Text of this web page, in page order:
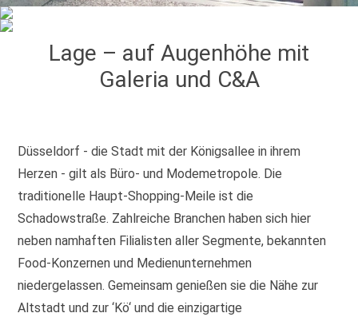
Lage – auf Augenhöhe mit
Galeria und C&A
Düsseldorf - die Stadt mit der Königsallee in ihrem
Herzen - gilt als Büro- und Modemetropole. Die
traditionelle Haupt-Shopping-Meile ist die
Schadowstraße. Zahlreiche Branchen haben sich hier
neben namhaften Filialisten aller Segmente, bekannten
Food-Konzernen und Medienunternehmen
niedergelassen. Gemeinsam genießen sie die Nähe zur
Altstadt und zur ‘Kö‘ und die einzigartige